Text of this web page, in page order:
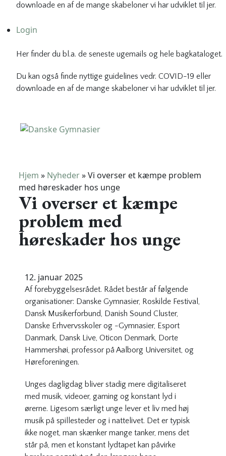
downloade en af de mange skabeloner vi har udviklet til jer.
Login
Her finder du bl.a. de seneste ugemails og hele bagkataloget.
Du kan også finde nyttige guidelines vedr. COVID-19 eller
downloade en af de mange skabeloner vi har udviklet til jer.
Hjem » Nyheder»Vi overser et kæmpe problem
med høreskader hos unge
Vi overser et kæmpe
problem med
høreskader hos unge
12. januar 2025
Af forebyggelsesrådet. Rådet består af følgende
organisationer: Danske Gymnasier, Roskilde Festival,
Dansk Musikerforbund, Danish Sound Cluster,
Danske Erhvervsskoler og -Gymnasier, Esport
Danmark, Dansk Live, Oticon Denmark, Dorte
Hammershøi, professor på Aalborg Universitet, og
Høreforeningen.
Unges dagligdag bliver stadig mere digitaliseret
med musik, videoer, gaming og konstant lyd i
ørerne. Ligesom særligt unge lever et liv med høj
musik på spillesteder og i nattelivet. Det er typisk
ikke noget, man skænker mange tanker, mens det
står på, men et konstant lydtapet kan påvirke